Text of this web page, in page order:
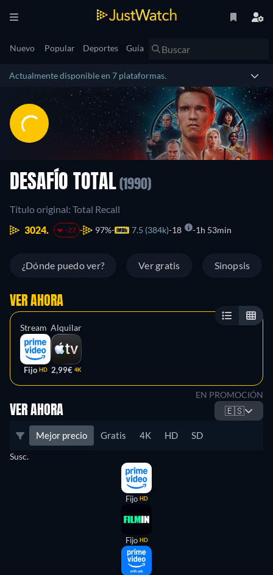
Nuevo Popular Deportes Guía
Actualmente disponible en 7 plataformas.
DESAFÍO TOTAL (1990)
Título original: Total Recall
3024.
-27 97% 7.5 (384k) 18 1h 53min
¿Dónde puedo ver? Ver gratis Sinopsis
VER AHORA
Stream
Fijo HD
Alquilar
2,99€ 4K
EN PROMOCIÓN
VER AHORA 🇪🇸
Mejor precio Gratis 4K HD SD
Susc.
Fijo HD
Fijo HD